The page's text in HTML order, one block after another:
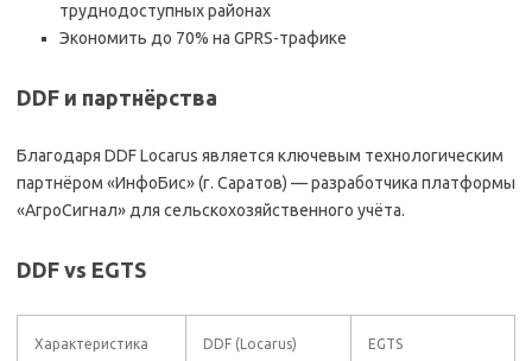
труднодоступных районах
Экономить до 70% на GPRS-трафике
DDF и партнёрства
Благодаря DDF Locarus является ключевым технологическим
партнёром «ИнфоБис» (г. Саратов) — разработчика платформы
«АгроСигнал» для сельскохозяйственного учёта.
DDF vs EGTS
Характеристика DDF (Locarus) EGTS